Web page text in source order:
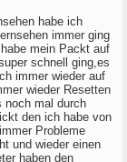
habe ich
immer ging
mein Packt auf
schnell ging,es
immer wieder auf
wieder Resetten
noch mal durch
den ich habe von
Probleme
und wieder einen
haben den